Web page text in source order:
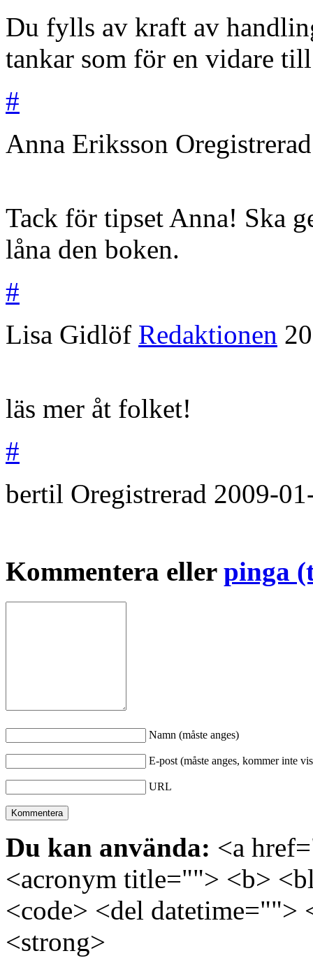
Du fylls av kraft av
tankar som för en vidare
#
Anna Eriksson
Tack för tipset Anna! Ska
låna den boken.
#
Lisa Gidlöf Redaktionen
läs mer åt folket!
#
bertil Oregistrerad 2009-
Kommentera eller pinga
Namn (måste anges)
E-post (måste anges, kommer inte
URL
Du kan använda: <a
<acronym title=""> <b>
<code> <del
<strong>